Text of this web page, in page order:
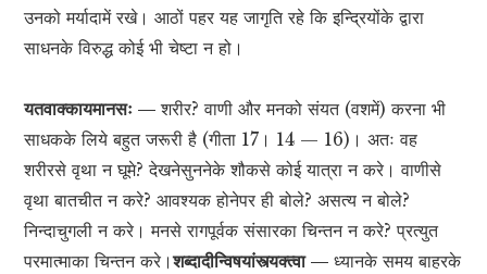
उनको मर्यादामें रखे। आठों पहर यह जागृति रहे कि इन्द्रियोंके द्वारा
साधनके विरुद्ध कोई भी चेष्टा न हो।
यतवाक्कायमानसः —शरीर? वाणी और मनको संयत (वशमें) करना भी
साधकके लिये बहुत जरूरी है (गीता 17। 14 — 16)। अतः वह
शरीरसे वृथा न घूमे? देखनेसुननेके शौकसे कोई यात्रा न करे। वाणीसे
वृथा बातचीत न करे? आवश्यक होनेपर ही बोले? असत्य न बोले?
निन्दाचुगली न करे। मनसे रागपूर्वक संसारका चिन्तन न करे? प्रत्युत
परमात्माका चिन्तन करे।शब्दादीन्विषयांस्त्यक्त्वा —ध्यानके समय बाहरके